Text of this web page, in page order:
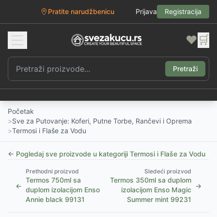
Pratite narudžbenicu Prijava Registracija
❤️ 🛒
Pretraži
Početak
>Sve za Putovanje: Koferi, Putne Torbe, Rančevi i Oprema
>Termosi i Flaše za Vodu
← Pogledaj sve proizvode u kategoriji Termosi i Flaše za Vodu
←
Prethodni proizvod
Termos 750ml sa
duplom izolacijom Enso
Annie black 99131
Sledeći proizvod
Termos 350ml sa duplom
izolacijom Enso Magic
Summer mint 99231
→